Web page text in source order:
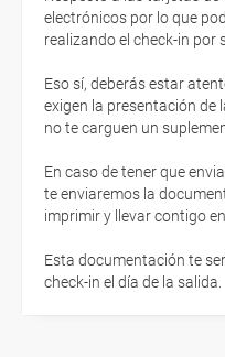
electrónicos por lo que
realizando el check-in por
Eso sí, deberás estar
exigen la presentación de
no te carguen un
En caso de tener que
te enviaremos la
imprimir y llevar contigo en
Esta documentación te
check-in el día de la salida.